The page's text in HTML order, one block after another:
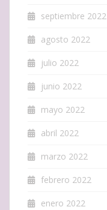
septiembre 2022
agosto 2022
julio 2022
junio 2022
mayo 2022
abril 2022
marzo 2022
febrero 2022
enero 2022